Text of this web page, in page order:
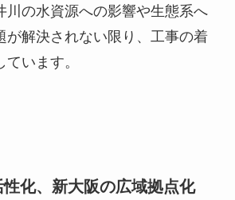
川の水資源への影響や生態系へ
が解決されない限り、工事の着
います。
化、新大阪の広域拠点化